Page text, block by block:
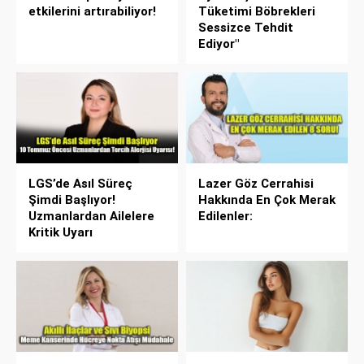
etkilerini artırabiliyor!
Tüketimi Böbrekleri
Sessizce Tehdit
Ediyor"
LGS’de Asıl Süreç
Şimdi Başlıyor!
Uzmanlardan Ailelere
Kritik Uyarı
Lazer Göz Cerrahisi
Hakkında En Çok Merak
Edilenler: